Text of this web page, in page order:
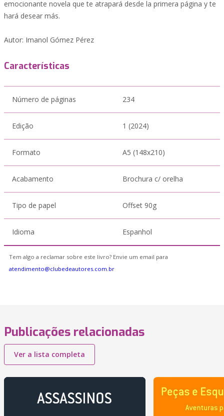
emocionante novela que te atrapará desde la primera página y te
hará desear más.
Autor: Imanol Gómez Pérez
Características
Número de páginas 234
Edição 1 (2024)
Formato A5 (148x210)
Acabamento Brochura c/ orelha
Tipo de papel Offset 90g
Idioma Espanhol
Tem algo a reclamar sobre este livro? Envie um email para
atendimento@clubedeautores.com.br
Publicações relacionadas
Ver a lista completa